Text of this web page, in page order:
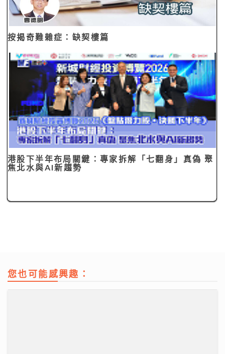
按揭奇難雜症：缺契樓篇
港股下半年布局關鍵：專家拆解「七翻身」真偽 聚
焦北水與AI新趨勢
您也可能感興趣：